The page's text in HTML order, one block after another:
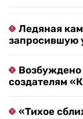
Ледяная
запросившую
Возбуждено
создателям
«Тихое